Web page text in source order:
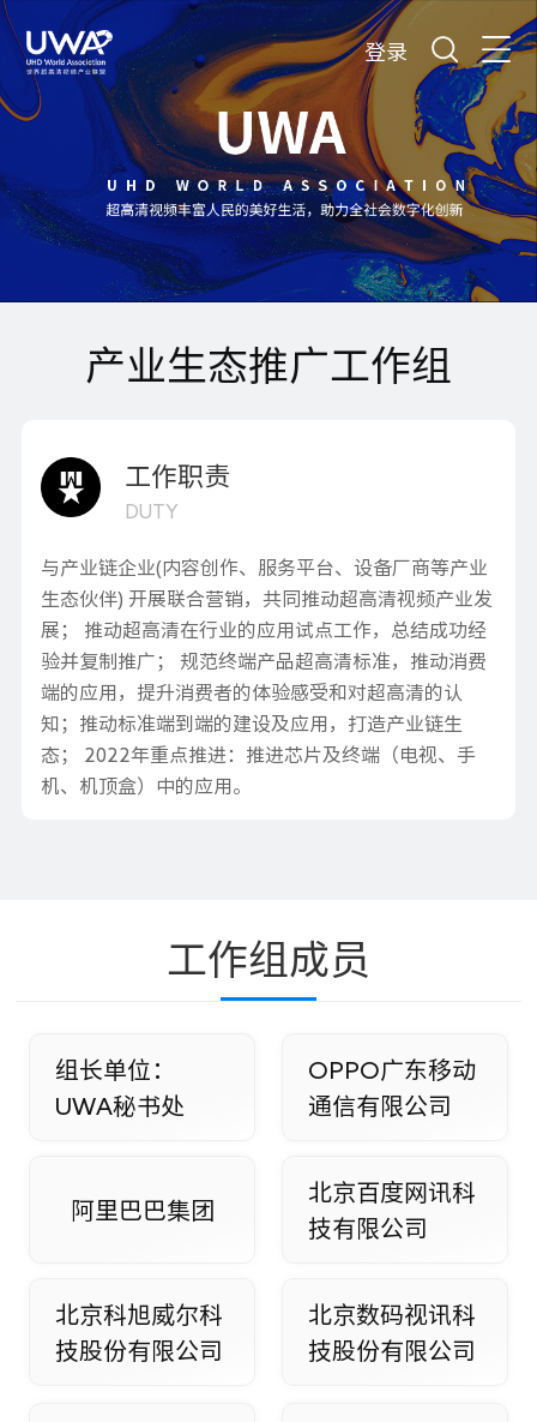
登录
产业生态推广工作组
工作职责
DUTY
与产业链企业(内容创作、服务平台、设备厂商等产业
生态伙伴) 开展联合营销，共同推动超高清视频产业发
展； 推动超高清在行业的应用试点工作，总结成功经
验并复制推广； 规范终端产品超高清标准，推动消费
端的应用，提升消费者的体验感受和对超高清的认
知；推动标准端到端的建设及应用，打造产业链生
态； 2022年重点推进：推进芯片及终端（电视、手
机、机顶盒）中的应用。
工作组成员
组长单位：
UWA秘书处
OPPO广东移动
通信有限公司
阿里巴巴集团
北京百度网讯科
技有限公司
北京科旭威尔科
技股份有限公司
北京数码视讯科
技股份有限公司